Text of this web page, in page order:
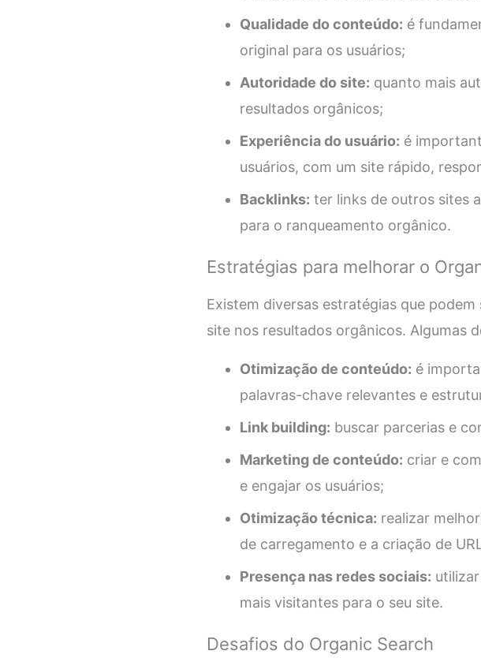
Qualidade do conteúdo: é
original para os usuários;
Autoridade do site: quanto mais
resultados orgânicos;
Experiência do usuário: é
usuários, com um site rápido,
Backlinks: ter links de outros sites
para o ranqueamento orgânico.
Estratégias para melhorar o
Existem diversas estratégias que
site nos resultados orgânicos. Algumas
Otimização de conteúdo: é
palavras-chave relevantes e
Link building: buscar parcerias e
Marketing de conteúdo: criar e
e engajar os usuários;
Otimização técnica: realizar
de carregamento e a criação de
Presença nas redes sociais:
mais visitantes para o seu site.
Desafios do Organic Search